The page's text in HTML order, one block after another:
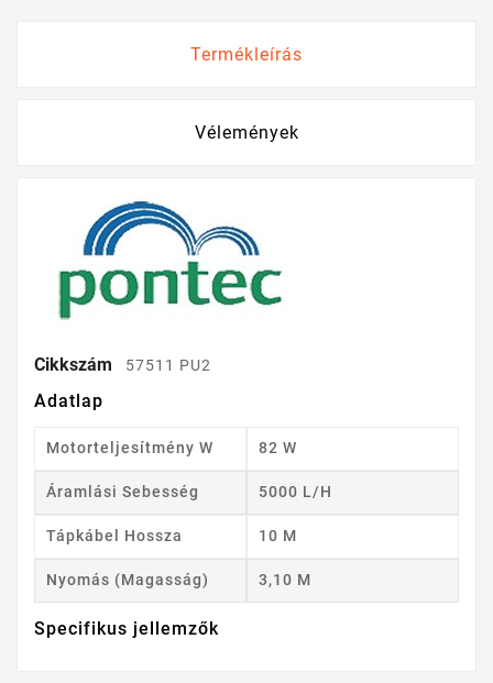
Termékleírás
Vélemények
Cikkszám 57511 PU2
Adatlap
Motorteljesítmény W 82 W
Áramlási Sebesség 5000 L/h
Tápkábel Hossza 10 M
Nyomás (magasság) 3,10 M
Specifikus jellemzők